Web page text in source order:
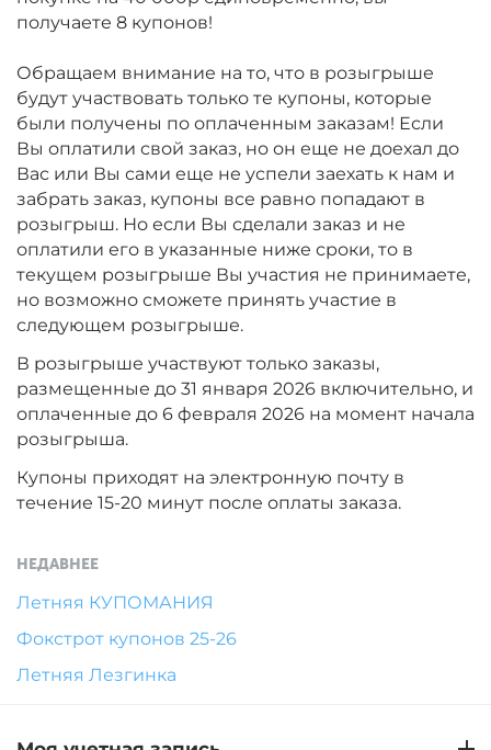
получаете 8 купонов!
Обращаем внимание на то, что в розыгрыше
будут участвовать только те купоны, которые
были получены по оплаченным заказам! Если
Вы оплатили свой заказ, но он еще не доехал до
Вас или Вы сами еще не успели заехать к нам и
забрать заказ, купоны все равно попадают в
розыгрыш. Но если Вы сделали заказ и не
оплатили его в указанные ниже сроки, то в
текущем розыгрыше Вы участия не принимаете,
но возможно сможете принять участие в
следующем розыгрыше.
В розыгрыше участвуют только заказы,
размещенные до 31 января 2026 включительно, и
оплаченные до 6 февраля 2026 на момент начала
розыгрыша.
Купоны приходят на электронную почту в
течение 15-20 минут после оплаты заказа.
НЕДАВНЕЕ
Летняя КУПОМАНИЯ
Фокстрот купонов 25-26
Летняя Лезгинка